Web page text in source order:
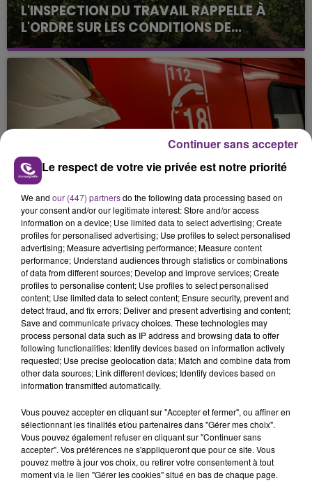
L'INSPECTION DU TRAVAIL RAPPELLE À
L'ORDRE SUR LES CONDITIONS DE...
Alors que les dates de début des vendange 2026
s'est avéré être plus précoce que prévu,
l'inspection du Travail en profite pour rappeler
les conditions de...
UN FEU DE REMORQUE BLOQUE LA
CIRCULATION DANS LES ARDENNES
Un feu de remorque s'est déclaré ce mercredi en
fin de matinée sur l'A34.
TITRES DIFFUSÉS
15h44
15h44
KELLY CLARKSON
Stronger
15h42
15h42
JULIEN LIEB
Dis-Moi Ou
Le respect de votre vie privée est notre priorité
We and our (447) partnersdo the following data processing based on
your consent and/or our legitimate interest: Store and/or access
information on a device; Use limited data to select advertising; Create
profiles for personalised advertising; Use profiles to select personalised
advertising; Measure advertising performance; Measure content
performance; Understand audiences through statistics or combinations
of data from different sources; Develop and improve services; Create
profiles to personalise content; Use profiles to select personalised
content; Use limited data to select content; Ensure security, prevent and
detect fraud, and fix errors; Deliver and present advertising and content;
Save and communicate privacy choices. These technologies may
process personal data such as IP address and browsing data to offer
following functionalities: Identify devices based on information actively
requested; Use precise geolocation data; Match and combine data from
other data sources; Link different devices; Identify devices based on
information transmitted automatically.
Vous pouvez accepter en cliquant sur "Accepter et fermer", ou affiner en
sélectionnant les finalités et/ou partenaires dans "Gérer mes choix".
Vous pouvez également refuser en cliquant sur "Continuer sans
accepter". Vos préférences ne s'appliqueront que pour ce site. Vous
pouvez mettre à jour vos choix, ou retirer votre consentement à tout
moment via le lien "Gérer les cookies" situé en bas de chaque page.
Continuer sans accepter